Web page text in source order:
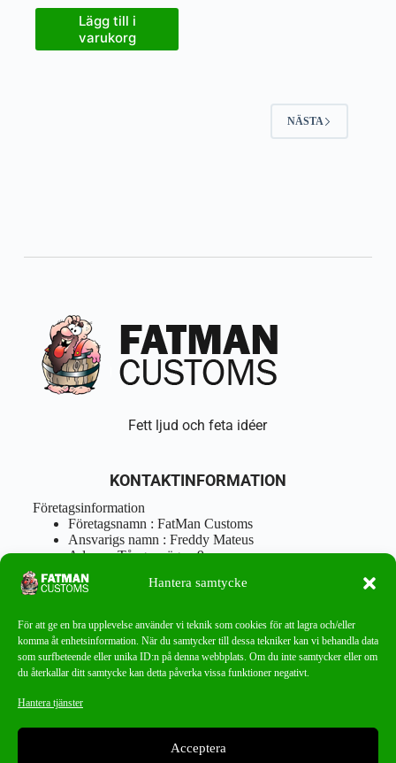
Hantera samtycke
För att ge en bra upplevelse använder vi teknik som cookies för att lagra och/eller
komma åt enhetsinformation. När du samtycker till dessa tekniker kan vi behandla data
som surfbeteende eller unika ID:n på denna webbplats. Om du inte samtycker eller om
du återkallar ditt samtycke kan detta påverka vissa funktioner negativt.
Hantera tjänster
Acceptera
Lägg till i
varukorg
NÄSTA
Fett ljud och feta idéer
KONTAKTINFORMATION
Företagsinformation
Företagsnamn : FatMan Customs
Ansvarigs namn : Freddy Mateus
Adress : Tångenvägen 9
Postnr : 417 46 Göteborg
Tel : 0762919666
info@fatmancustoms.se
Mån – Fre 10:00 – 18:00
Lör -11:00 – 15:00
Missa aldrig ett bra erbjudande!